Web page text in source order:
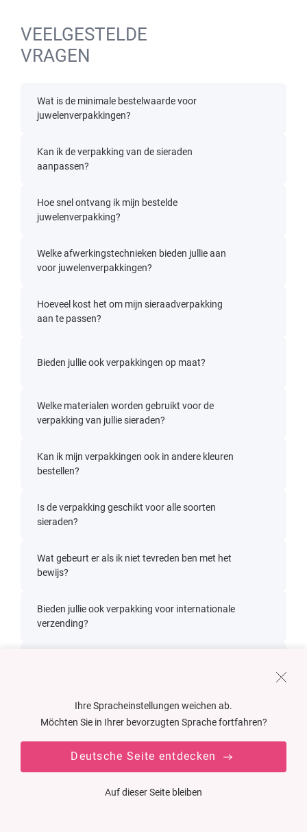
VEELGESTELDE
VRAGEN
Wat is de minimale bestelwaarde voor
juwelenverpakkingen?
Kan ik de verpakking van de sieraden
aanpassen?
Hoe snel ontvang ik mijn bestelde
juwelenverpakking?
Welke afwerkingstechnieken bieden jullie aan
voor juwelenverpakkingen?
Hoeveel kost het om mijn sieraadverpakking
aan te passen?
Bieden jullie ook verpakkingen op maat?
Welke materialen worden gebruikt voor de
verpakking van jullie sieraden?
Kan ik mijn verpakkingen ook in andere kleuren
bestellen?
Is de verpakking geschikt voor alle soorten
sieraden?
Wat gebeurt er als ik niet tevreden ben met het
bewijs?
Bieden jullie ook verpakking voor internationale
verzending?
Hoe ga ik te werk als ik een product op maat
wil?
sieraden
Ihre Spracheinstellungen weichen ab.
Möchten Sie in Ihrer bevorzugten Sprache fortfahren?
Deutsche Seite entdecken
Auf dieser Seite bleiben